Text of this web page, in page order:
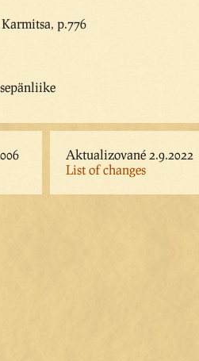
p.776
Aktualizované 2.9.2022
List of changes